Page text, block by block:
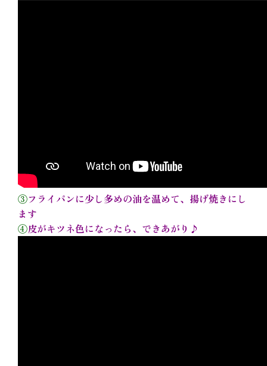
③フライパンに少し多めの油を温めて、揚げ焼きにし
ます
④皮がキツネ色になったら、できあがり♪